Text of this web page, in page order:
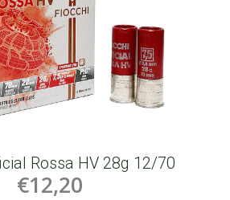
Rossa HV 28g 12/70
€12,20